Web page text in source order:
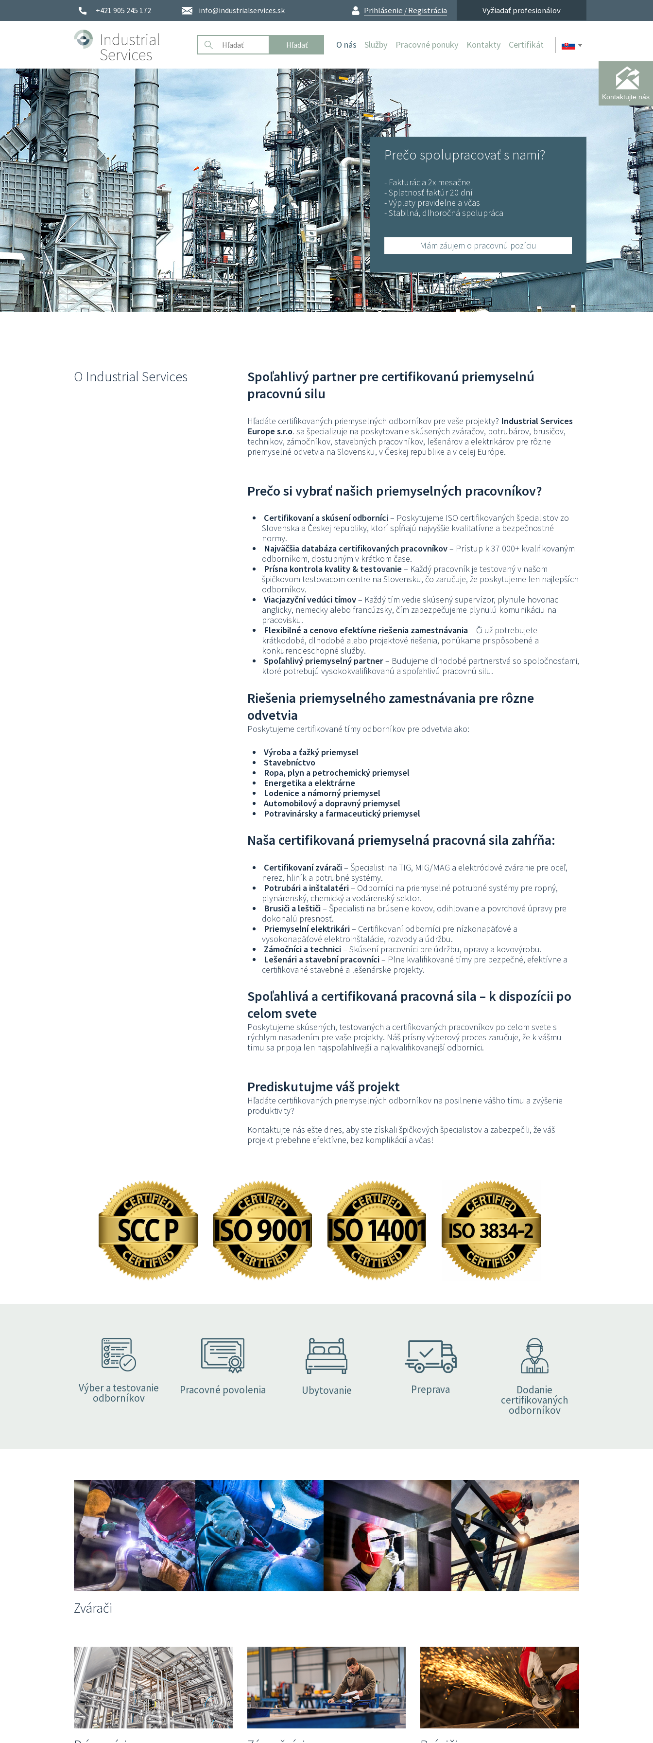
+421 905 245 172 info@industrialservices.sk Prihlásenie /Registrácia Vyžiadať profesionálov
O nás Služby
Zvárači
Prípravári
Zámočníci
Brúsiči
Montážnici
Elektrikári
Technici
Lešenári
Stavbári
Pracovné ponuky Kontakty Certifikát
Kontaktujte nás
Databáza 37,000
certifikovaných
profesionálov
Prečo spolupracovať s nami?
- Fakturácia 2x mesačne
- Splatnosť faktúr 20 dní
- Výplaty pravidelne a včas
- Stabilná, dlhoročná spolupráca
Mám záujem o pracovnú pozíciu
O Industrial Services
Spoľahlivý partner pre certifikovanú priemyselnú
pracovnú silu
Hľadáte certifikovaných priemyselných odborníkov pre vaše projekty? Industrial Services
Europe s.r.o. sa špecializuje na poskytovanie skúsených zváračov, potrubárov, brusičov,
technikov, zámočníkov, stavebných pracovníkov, lešenárov a elektrikárov pre rôzne
priemyselné odvetvia na Slovensku, v Českej republike a v celej Európe.
Prečo si vybrať našich priemyselných pracovníkov?
Certifikovaní a skúsení odborníci– Poskytujeme ISO certifikovaných špecialistov zo
Slovenska a Českej republiky, ktorí spĺňajú najvyššie kvalitatívne a bezpečnostné
normy.
Najväčšia databáza certifikovaných pracovníkov– Prístup k 37 000+ kvalifikovaným
odborníkom, dostupným v krátkom čase.
Prísna kontrola kvality & testovanie– Každý pracovník je testovaný v našom
špičkovom testovacom centre na Slovensku, čo zaručuje, že poskytujeme len najlepších
odborníkov.
Viacjazyční vedúci tímov– Každý tím vedie skúsený supervízor, plynule hovoriaci
anglicky, nemecky alebo francúzsky, čím zabezpečujeme plynulú komunikáciu na
pracovisku.
Flexibilné a cenovo efektívne riešenia zamestnávania– Či už potrebujete
krátkodobé, dlhodobé alebo projektové riešenia, ponúkame prispôsobené a
konkurencieschopné služby.
Spoľahlivý priemyselný partner– Budujeme dlhodobé partnerstvá so spoločnosťami,
ktoré potrebujú vysokokvalifikovanú a spoľahlivú pracovnú silu.
Riešenia priemyselného zamestnávania pre rôzne
odvetvia
Poskytujeme certifikované tímy odborníkov pre odvetvia ako:
Výroba a ťažký priemysel
Stavebníctvo
Ropa, plyn a petrochemický priemysel
Energetika a elektrárne
Lodenice a námorný priemysel
Automobilový a dopravný priemysel
Potravinársky a farmaceutický priemysel
Naša certifikovaná priemyselná pracovná sila zahŕňa:
Certifikovaní zvárači– Špecialisti na TIG, MIG/MAG a elektródové zváranie pre oceľ,
nerez, hliník a potrubné systémy.
Potrubári a inštalatéri– Odborníci na priemyselné potrubné systémy pre ropný,
plynárenský, chemický a vodárenský sektor.
Brusiči a leštiči– Špecialisti na brúsenie kovov, odihlovanie a povrchové úpravy pre
dokonalú presnosť.
Priemyselní elektrikári– Certifikovaní odborníci pre nízkonapäťové a
vysokonapäťové elektroinštalácie, rozvody a údržbu.
Zámočníci a technici– Skúsení pracovníci pre údržbu, opravy a kovovýrobu.
Lešenári a stavební pracovníci– Plne kvalifikované tímy pre bezpečné, efektívne a
certifikované stavebné a lešenárske projekty.
Spoľahlivá a certifikovaná pracovná sila – k dispozícii po
celom svete
Poskytujeme skúsených, testovaných a certifikovaných pracovníkov po celom svete s
rýchlym nasadením pre vaše projekty. Náš prísny výberový proces zaručuje, že k vášmu
tímu sa pripoja len najspoľahlivejší a najkvalifikovanejší odborníci.
Prediskutujme váš projekt
Hľadáte certifikovaných priemyselných odborníkov na posilnenie vášho tímu a zvýšenie
produktivity?
Kontaktujte nás ešte dnes, aby ste získali špičkových špecialistov a zabezpečili, že váš
projekt prebehne efektívne, bez komplikácií a včas!
Výber a testovanie
odborníkov
Pracovné povolenia Ubytovanie Preprava Dodanie
certifikovaných
odborníkov
Zvárači